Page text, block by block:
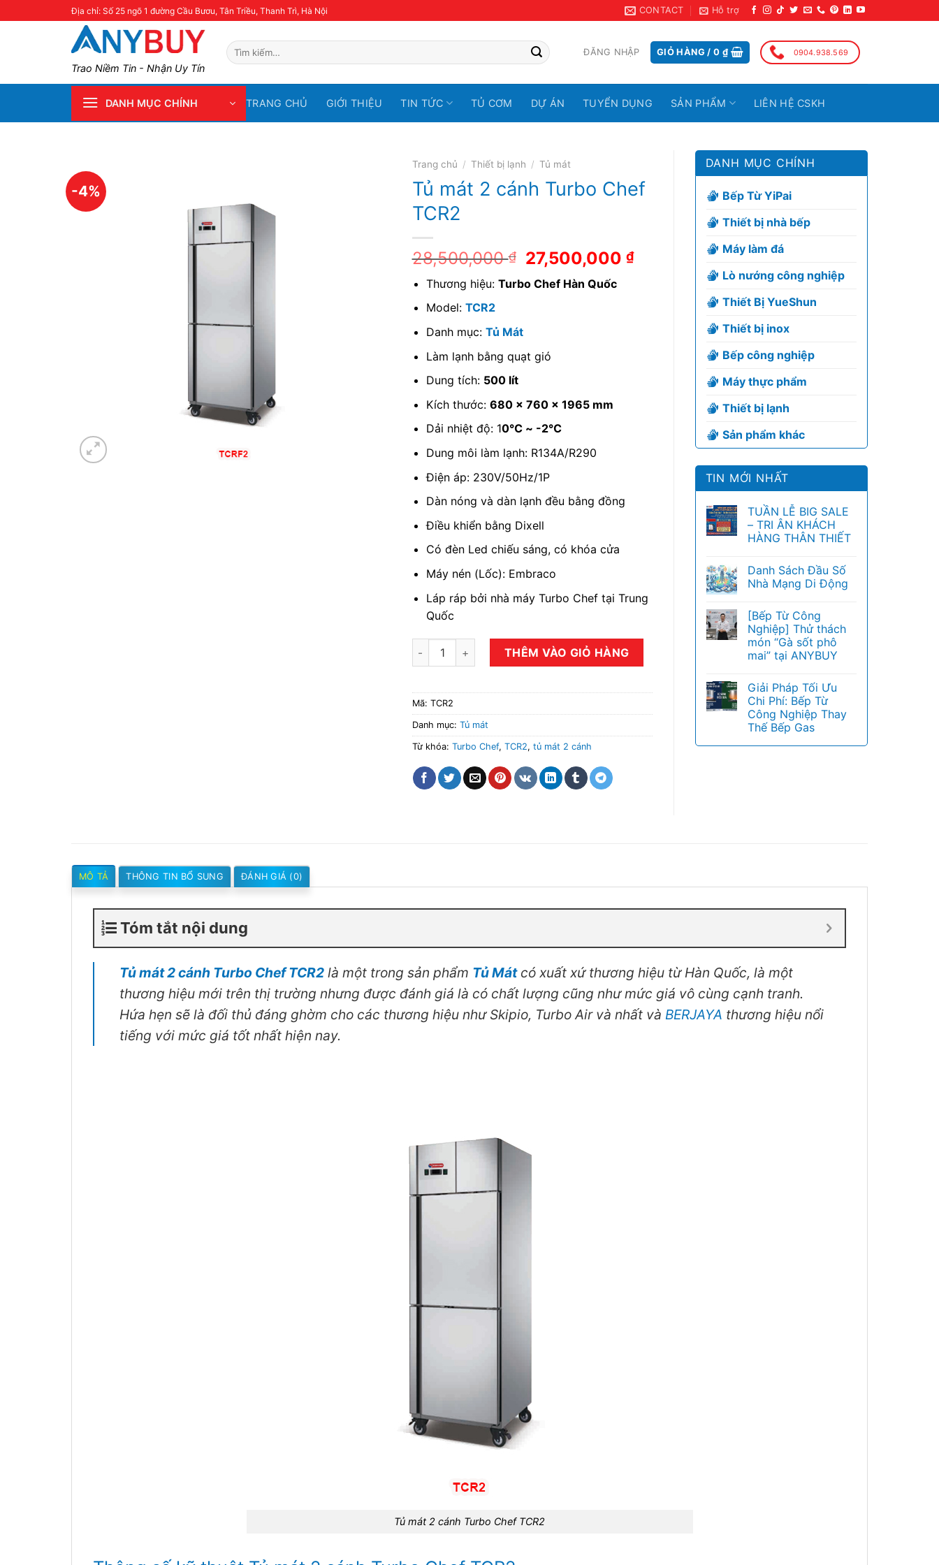
Địa chỉ: Số 25 ngõ 1 đường Cầu Bươu, Tân Triều, Thanh Trì, Hà Nội CONTACT Hỗ trợ
Trao Niềm Tin - Nhận Uy Tín
Tìm
kiếm:
ĐĂNG NHẬP GIỎ HÀNG /0 ₫ 0904.938.569
DANH MỤC CHÍNH TRANG CHỦ GIỚI THIỆU TIN TỨC TỦ CƠM DỰ ÁN TUYỂN DỤNG SẢN PHẨM LIÊN HỆ CSKH
-4%
Trang chủ / Thiết bị lạnh / Tủ mát
Tủ mát 2 cánh Turbo Chef
TCR2
28,500,000₫ 27,500,000 ₫
Thương hiệu:Turbo Chef Hàn Quốc
Model:TCR2
Danh mục:Tủ Mát
Làm lạnh bằng quạt gió
Dung tích: 500 lít
Kích thước:680 x 760 x 1965 mm
Dải nhiệt độ: 10℃ ~ -2℃
Dung môi làm lạnh: R134A/R290
Điện áp: 230V/50Hz/1P
Dàn nóng và dàn lạnh đều bằng đồng
Điều khiển bằng Dixell
Có đèn Led chiếu sáng, có khóa cửa
Máy nén (Lốc): Embraco
Láp ráp bởi nhà máy Turbo Chef tại Trung
Quốc
Tủ mát 2 cánh Turbo Chef TCR2 số lượng
THÊM VÀO GIỎ HÀNG
Mã: TCR2
Danh mục: Tủ mát
Từ khóa: Turbo Chef, TCR2, tủ mát 2 cánh
DANH MỤC CHÍNH
Bếp Từ YiPai
Thiết bị nhà bếp
Máy làm đá
Lò nướng công nghiệp
Thiết Bị YueShun
Thiết bị inox
Bếp công nghiệp
Máy thực phẩm
Thiết bị lạnh
Sản phẩm khác
TIN MỚI NHẤT
TUẦN LỄ BIG SALE
– TRI ÂN KHÁCH
HÀNG THÂN THIẾT
Danh Sách Đầu Số
Nhà Mạng Di Động
[Bếp Từ Công
Nghiệp] Thử thách
món “Gà sốt phô
mai” tại ANYBUY
Giải Pháp Tối Ưu
Chi Phí: Bếp Từ
Công Nghiệp Thay
Thế Bếp Gas
MÔ TẢ THÔNG TIN BỔ SUNG ĐÁNH GIÁ (0)
Tóm tắt nội dung
Tủ mát 2 cánh Turbo Chef TCR2 là một trong sản phẩm Tủ Mátcó xuất xứ thương hiệu từ Hàn Quốc, là một
thương hiệu mới trên thị trường nhưng được đánh giá là có chất lượng cũng như mức giá vô cùng cạnh tranh.
Hứa hẹn sẽ là đối thủ đáng ghờm cho các thương hiệu như Skipio, Turbo Air và nhất và BERJAYA thương hiệu nổi
tiếng với mức giá tốt nhất hiện nay.
Tủ mát 2 cánh Turbo Chef TCR2